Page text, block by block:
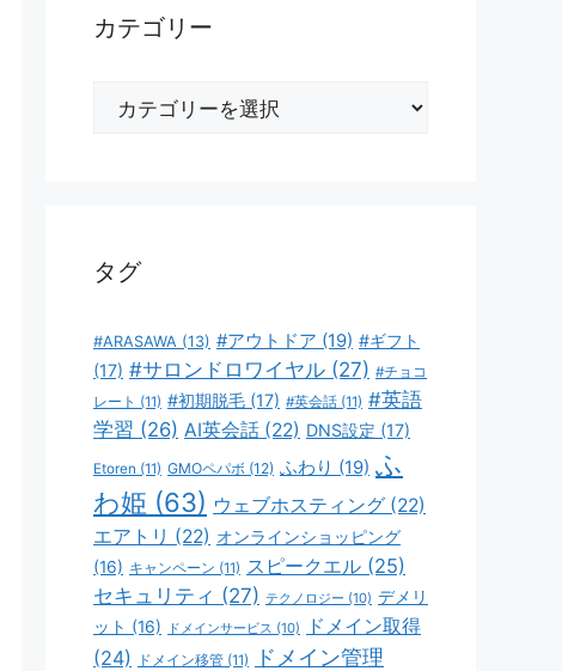
カテゴリー
タグ
#ARASAWA (13) #アウトドア (19) #ギフト
(17) #サロンドロワイヤル (27) #チョコ
レート (11) #初期脱毛 (17) #英会話 (11) #英語
学習 (26) AI英会話 (22) DNS設定 (17)
Etoren (11) GMOペパボ (12) ふわり (19) ふ
わ姫 (63) ウェブホスティング (22)
エアトリ (22) オンラインショッピング
(16) キャンペーン (11) スピークエル (25)
セキュリティ (27) テクノロジー (10) デメリ
ット (16) ドメインサービス (10)
ドメイン取得
(24)
ドメイン移管 (11)
ドメイン管理